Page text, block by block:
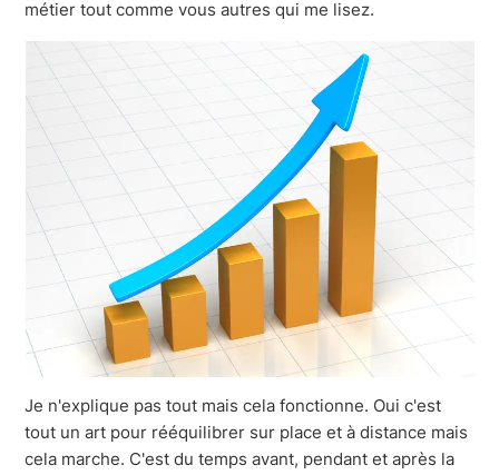
métier tout comme vous autres qui me lisez.
Je n'explique pas tout mais cela fonctionne. Oui c'est
tout un art pour rééquilibrer sur place et à distance mais
cela marche. C'est du temps avant, pendant et après la